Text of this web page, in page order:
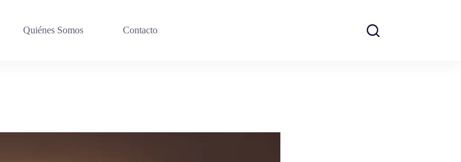
Quiénes Somos Contacto